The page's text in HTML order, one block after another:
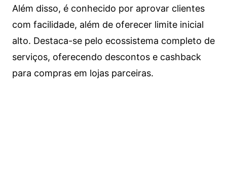
Além disso, é conhecido por aprovar clientes
com facilidade, além de oferecer limite inicial
alto. Destaca-se pelo ecossistema completo de
serviços, oferecendo descontos e cashback
para compras em lojas parceiras.